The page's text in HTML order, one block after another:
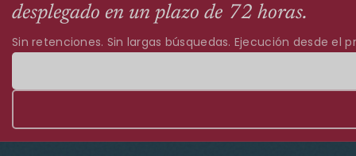
desplegado en un plazo de 72 horas.
Sin retenciones. Sin largas búsquedas. Ejecución desde el